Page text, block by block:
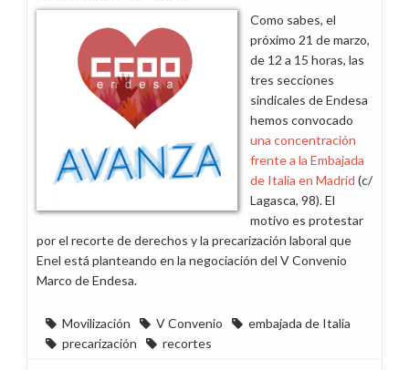
movilización
frente
la
embajada
de
Italia
en
Madrid
nueva
el
23
de
Como sabes, el
próximo 21 de marzo,
de 12 a 15 horas, las
tres secciones
sindicales de Endesa
hemos convocado
una concentración
frente a la Embajada
de Italia en Madrid (c/
Lagasca, 98). El
motivo es protestar
por el recorte de derechos y la precarización laboral que
Enel está planteando en la negociación del V Convenio
Marco de Endesa.
Movilización V Convenio
embajada de Italia
precarización
recortes